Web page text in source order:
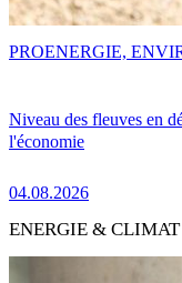
Niveau des fleuves en
l'économie
04.08.2026
PROENERGIE,
ENERGIE & CLIMAT